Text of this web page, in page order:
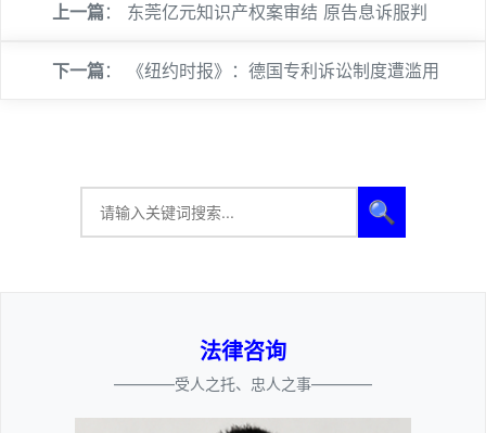
上一篇： 东莞亿元知识产权案审结 原告息诉服判
下一篇： 《纽约时报》：德国专利诉讼制度遭滥用
🔍
法律咨询
————受人之托、忠人之事————